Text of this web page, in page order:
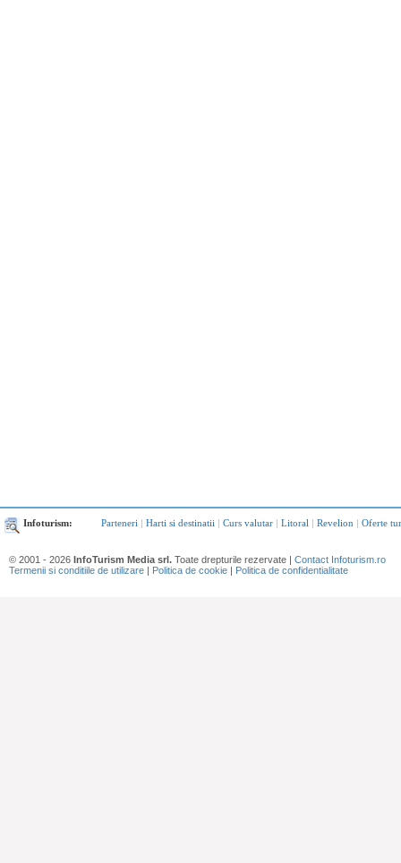
Infoturism: Parteneri | Harti si destinatii | Curs valutar | Litoral | Revelion | Oferte
© 2001 - 2026 InfoTurism Media srl. Toate drepturile rezervate | Contact Infoturism.ro
Termenii si conditiile de utilizare | Politica de cookie | Politica de confidentialitate